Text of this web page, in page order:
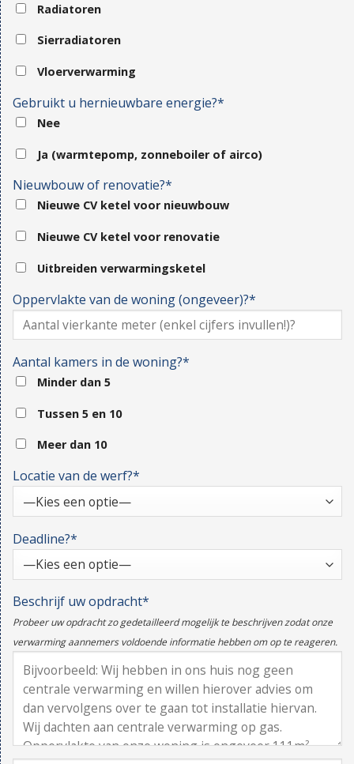
Radiatoren
Sierradiatoren
Vloerverwarming
Gebruikt u hernieuwbare energie?*
Nee
Ja (warmtepomp, zonneboiler of airco)
Nieuwbouw of renovatie?*
Nieuwe CV ketel voor nieuwbouw
Nieuwe CV ketel voor renovatie
Uitbreiden verwarmingsketel
Oppervlakte van de woning (ongeveer)?*
Aantal kamers in de woning?*
Minder dan 5
Tussen 5 en 10
Meer dan 10
Locatie van de werf?*
Deadline?*
Beschrijf uw opdracht*
Probeer uw opdracht zo gedetailleerd mogelijk te beschrijven zodat onze
verwarming aannemers voldoende informatie hebben om op te reageren.